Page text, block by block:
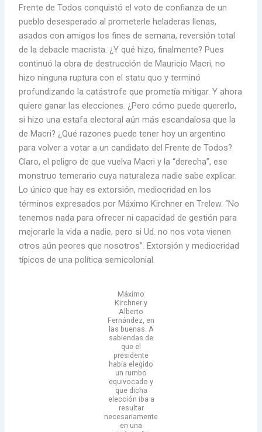
Frente de Todos conquistó el voto de confianza de un
pueblo desesperado al prometerle heladeras llenas,
asados con amigos los fines de semana, reversión total
de la debacle macrista. ¿Y qué hizo, finalmente? Pues
continuó la obra de destrucción de Mauricio Macri, no
hizo ninguna ruptura con el statu quo y terminó
profundizando la catástrofe que prometía mitigar. Y ahora
quiere ganar las elecciones. ¿Pero cómo puede quererlo,
si hizo una estafa electoral aún más escandalosa que la
de Macri? ¿Qué razones puede tener hoy un argentino
para volver a votar a un candidato del Frente de Todos?
Claro, el peligro de que vuelva Macri y la “derecha”, ese
monstruo temerario cuya naturaleza nadie sabe explicar.
Lo único que hay es extorsión, mediocridad en los
términos expresados por Máximo Kirchner en Trelew. “No
tenemos nada para ofrecer ni capacidad de gestión para
mejorarle la vida a nadie, pero si Ud. no nos vota vienen
otros aún peores que nosotros”. Extorsión y mediocridad
típicos de una política semicolonial.
Máximo
Kirchner y
Alberto
Fernández, en
las buenas. A
sabiendas de
que el
presidente
había elegido
un rumbo
equivocado y
que dicha
elección iba a
resultar
necesariamente
en una